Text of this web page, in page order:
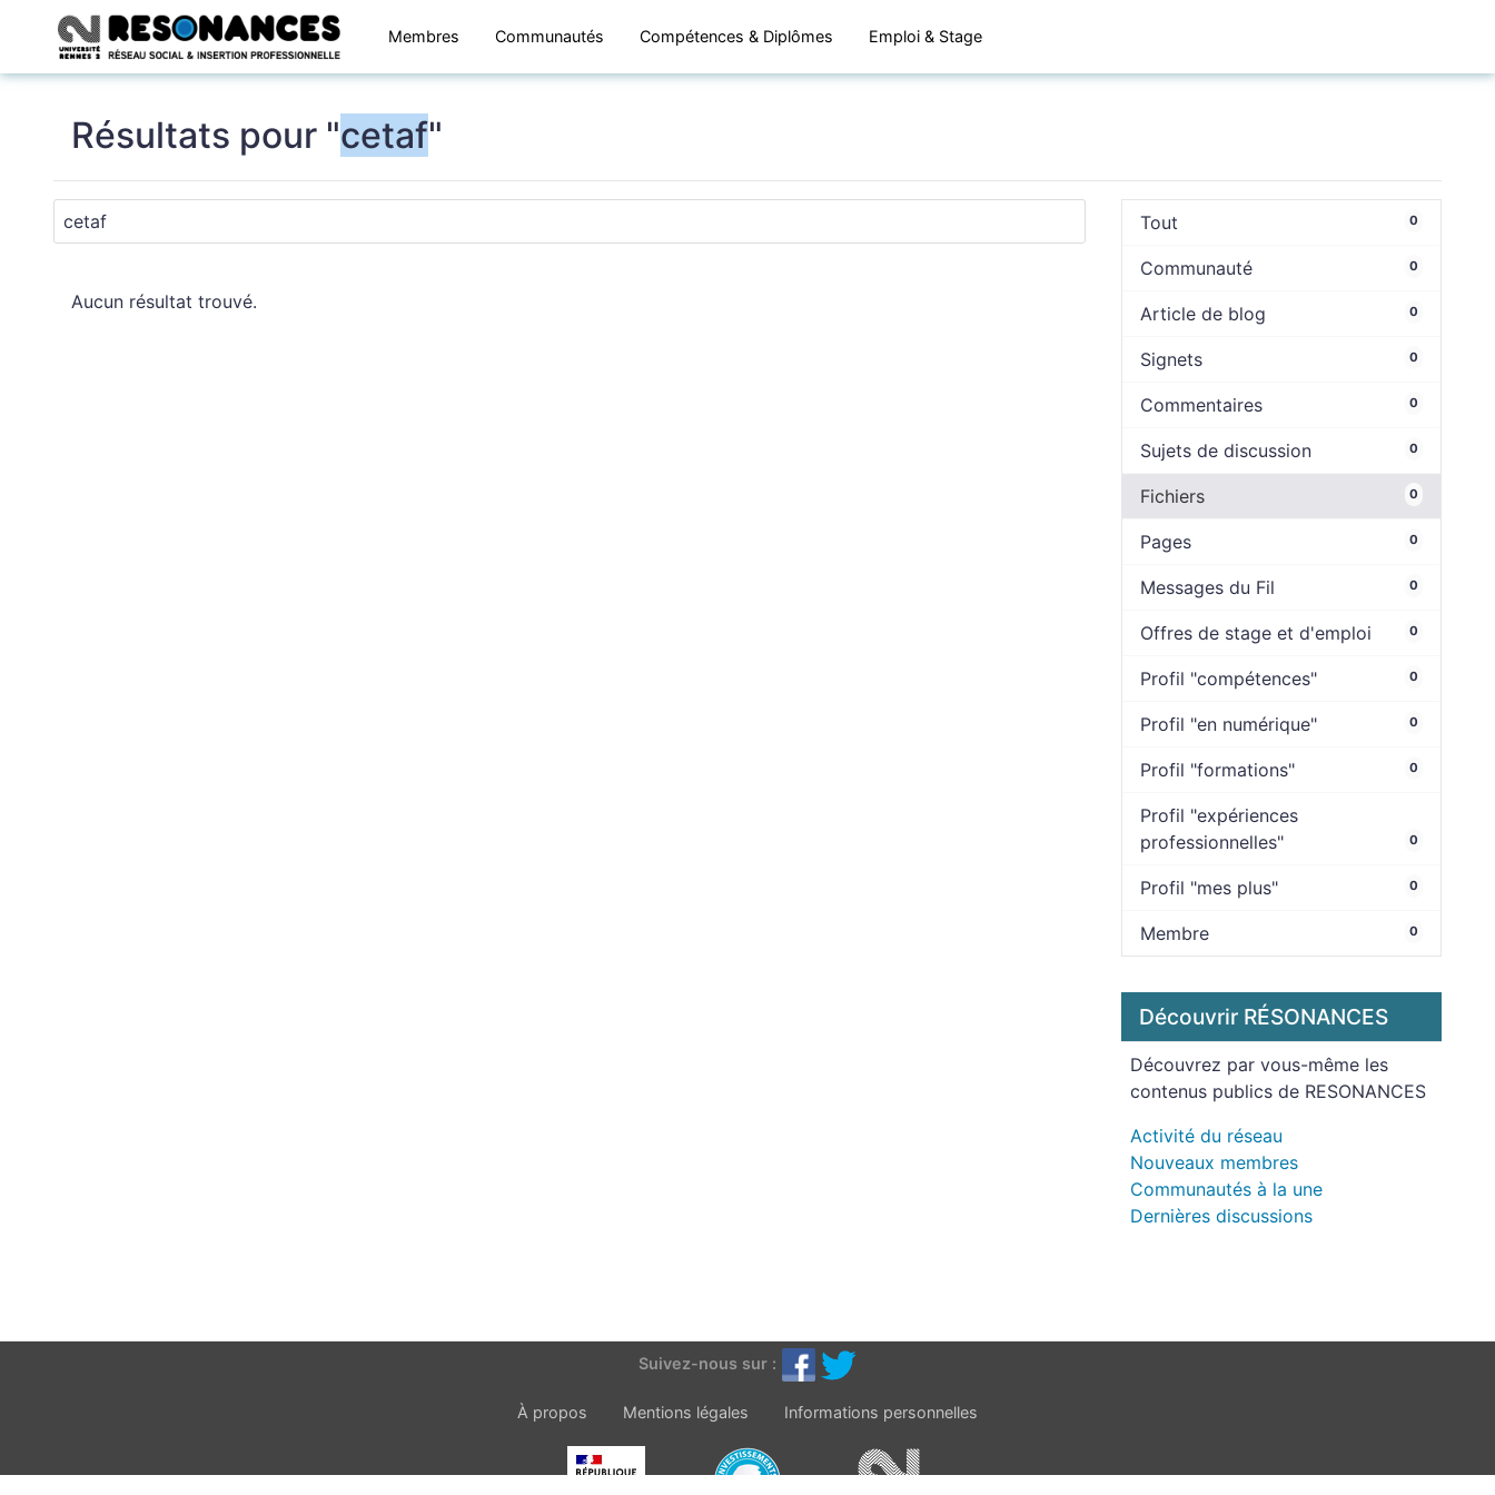
Membres Communautés Compétences & Diplômes Emploi & Stage
Résultats pour "cetaf"
Aucun résultat trouvé.
Tout 0
Communauté 0
Article de blog 0
Signets 0
Commentaires 0
Sujets de discussion 0
Fichiers 0
Pages 0
Messages du Fil 0
Offres de stage et d'emploi 0
Profil "compétences" 0
Profil "en numérique" 0
Profil "formations" 0
Profil "expériences
professionnelles"
0
Profil "mes plus" 0
Membre 0
Découvrir RÉSONANCES
Découvrez par vous-même les
contenus publics de RESONANCES
Activité du réseau
Nouveaux membres
Communautés à la une
Dernières discussions
Suivez-nous sur :
À propos Mentions légales Informations personnelles